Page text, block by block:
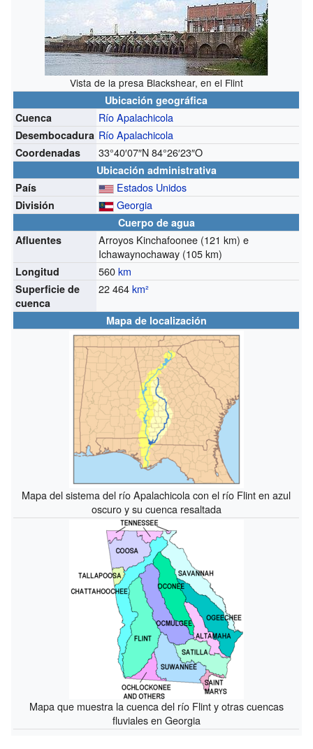
Vista de la presa Blackshear, en el Flint
Ubicación geográfica
Cuenca
Río Apalachicola
Desembocadura Río Apalachicola
Coordenadas 33°40′07″N84°26′23″O
Ubicación administrativa
País
Estados Unidos
División Georgia
Cuerpo de agua
Afluentes
Arroyos Kinchafoonee (121 km) e
Ichawaynochaway (105 km)
Longitud 560km
Superficie de
cuenca
22 464km²
Mapa de localización
Mapa del sistema del río Apalachicola con el río Flint en azul
oscuro y su cuenca resaltada
Mapa que muestra la cuenca del río Flint y otras cuencas
fluviales en Georgia